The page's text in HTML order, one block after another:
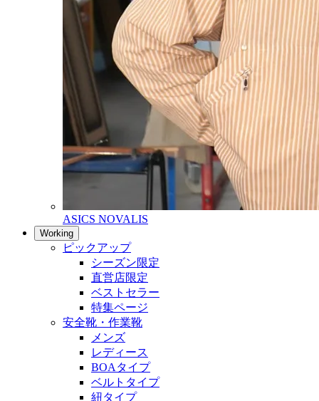
ASICS NOVALIS
Working
ピックアップ
シーズン限定
直営店限定
ベストセラー
特集ページ
安全靴・作業靴
メンズ
レディース
BOAタイプ
ベルトタイプ
紐タイプ